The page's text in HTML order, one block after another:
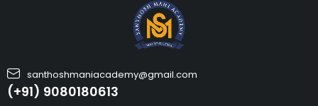
santhoshmaniacademy@gmail.com
(+91) 9080180613